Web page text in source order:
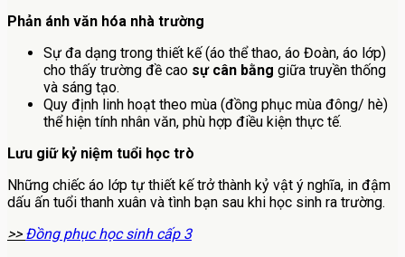
Phản ánh văn hóa nhà trường
Sự đa dạng trong thiết kế (áo thể thao, áo Đoàn, áo lớp)
cho thấy trường đề cao sự cân bằng giữa truyền thống
và sáng tạo.
Quy định linh hoạt theo mùa (đồng phục mùa đông/ hè)
thể hiện tính nhân văn, phù hợp điều kiện thực tế.
Lưu giữ kỷ niệm tuổi học trò
Những chiếc áo lớp tự thiết kế trở thành kỷ vật ý nghĩa, in đậm
dấu ấn tuổi thanh xuân và tình bạn sau khi học sinh ra trường.
>> Đồng phục học sinh cấp 3